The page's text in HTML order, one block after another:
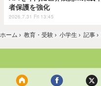
者保護を強化
2026.7.31 Fri 13:45
ホーム › 教育・受験 › 小学生 › 記事 ›